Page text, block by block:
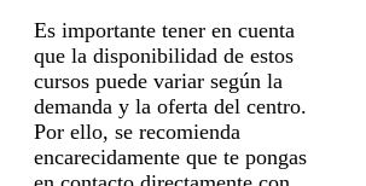
Es importante tener en cuenta
que la disponibilidad de estos
cursos puede variar según la
demanda y la oferta del centro.
Por ello, se recomienda
encarecidamente que te pongas